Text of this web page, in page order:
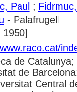
Paul ;
- Palafrugell
1950]
de
de
Central